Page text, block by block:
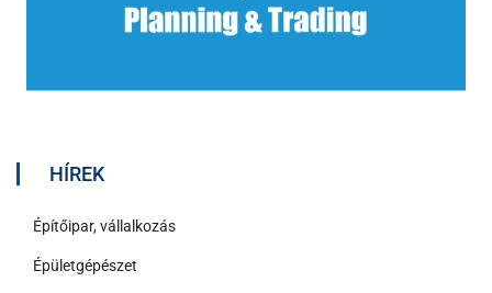
HÍREK
Építőipar, vállalkozás
Épületgépészet